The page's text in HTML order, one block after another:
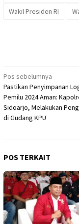
Wakil Presiden RI
Navigasi
pos
Pos sebelumnya
Pastikan Penyimpanan
Pemilu 2024 Aman:
Sidoarjo, Melakukan
di Gudang KPU
POS TERKAIT